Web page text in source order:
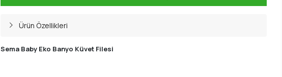
Ürün Özellikleri
Sema Baby Eko Banyo Küvet Filesi